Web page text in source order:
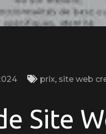
prix, site web
Site